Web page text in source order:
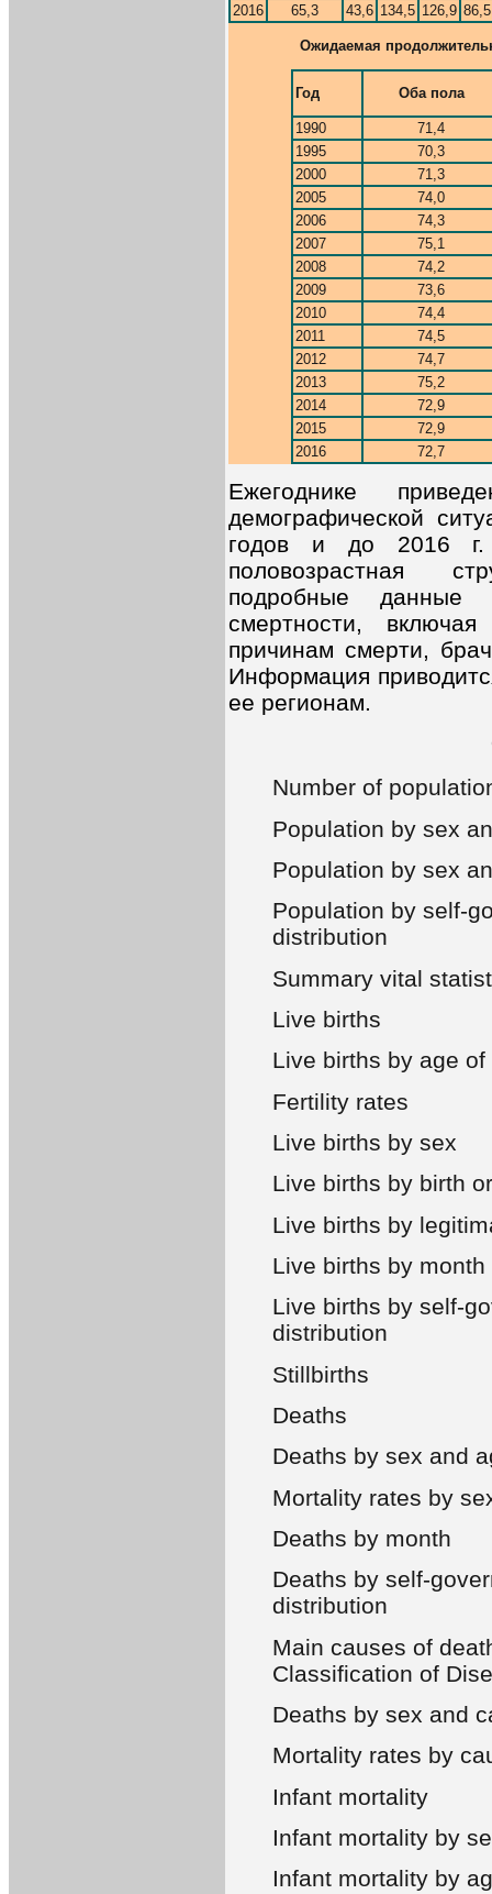
2016
65,3 43,6 134,5 126,9 86,5
Ожидаемая
Год Оба пола
1990
71,4
1995
70,3
2000
71,3
2005
74,0
2006
74,3
2007
75,1
2008
74,2
2009
73,6
2010
74,4
2011
74,5
2012
74,7
2013
75,2
2014
72,9
2015
72,9
2016
72,7
Ежегоднике
демографической
годов и до 2016 г.
половозрастная
подробные данные
смертности,
причинам смерти,
Информация
ее регионам.
Number of
Population by sex
Population by sex
Population by self-
distribution
Summary vital
Live births
Live births by age of
Fertility rates
Live births by sex
Live births by birth
Live births by
Live births by month
Live births by self-
distribution
Stillbirths
Deaths
Deaths by sex and
Mortality rates by
Deaths by month
Deaths by self-
distribution
Main causes of
Classification of
Deaths by sex and
Mortality rates by
Infant mortality
Infant mortality by
Infant mortality by